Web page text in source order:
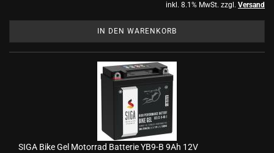
inkl. 8.1% MwSt. zzgl. Versand
IN DEN WARENKORB
SIGA Bike Gel Mo­tor­rad Bat­te­rie YB9-B 9Ah 12V